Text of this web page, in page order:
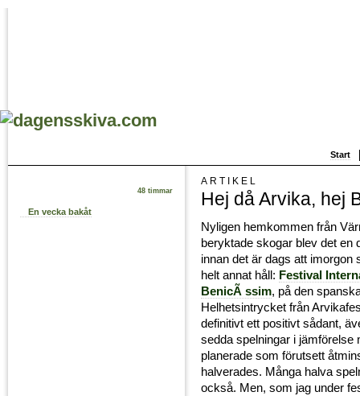
Start
48 timmar
En vecka bakåt
ARTIKEL
Hej då Arvika, hej
Nyligen hemkommen från
beryktade skogar blev det en
innan det är dags att imorgon
helt annat håll: Festival
BenicÃ ssim, på den
Helhetsintrycket från
definitivt ett positivt sådant,
sedda spelningar i jämförelse
planerade som förutsett
halverades. Många halva
också. Men, som jag under